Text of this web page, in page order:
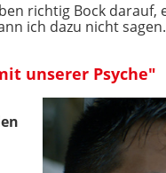
richtig Bock
ich dazu nicht sagen.
unserer Psyche"